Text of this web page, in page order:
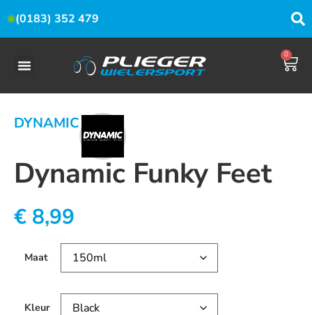
(0183) 352 479
0
DYNAMIC
Dynamic Funky Feet
€ 8,99
Maat
Kleur